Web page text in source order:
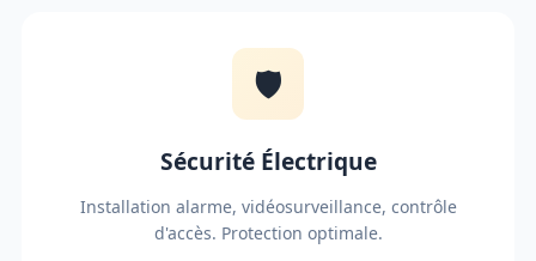
🛡️
Sécurité Électrique
Installation alarme, vidéosurveillance, contrôle
d'accès. Protection optimale.